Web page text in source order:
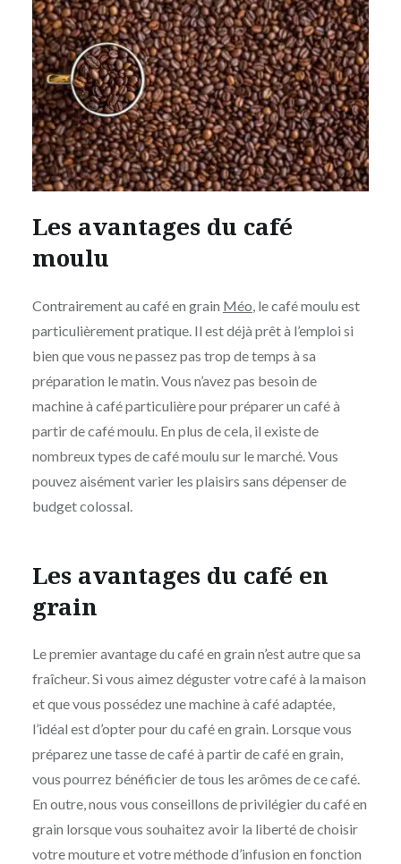
Les avantages du café
moulu
Contrairement au café en grain Méo, le café moulu est
particulièrement pratique. Il est déjà prêt à l’emploi si
bien que vous ne passez pas trop de temps à sa
préparation le matin. Vous n’avez pas besoin de
machine à café particulière pour préparer un café à
partir de café moulu. En plus de cela, il existe de
nombreux types de café moulu sur le marché. Vous
pouvez aisément varier les plaisirs sans dépenser de
budget colossal.
Les avantages du café en
grain
Le premier avantage du café en grain n’est autre que sa
fraîcheur. Si vous aimez déguster votre café à la maison
et que vous possédez une machine à café adaptée,
l’idéal est d’opter pour du café en grain. Lorsque vous
préparez une tasse de café à partir de café en grain,
vous pourrez bénéficier de tous les arômes de ce café.
En outre, nous vous conseillons de privilégier du café en
grain lorsque vous souhaitez avoir la liberté de choisir
votre mouture et votre méthode d’infusion en fonction